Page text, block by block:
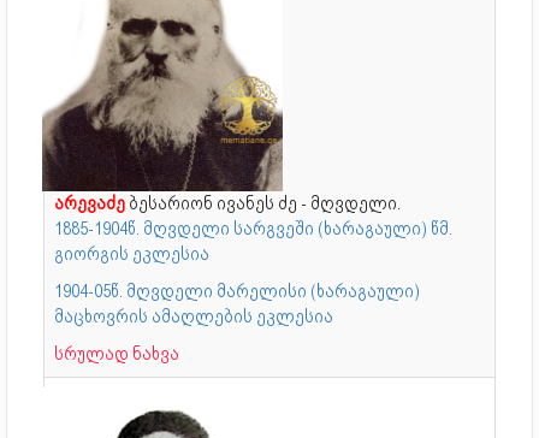
არევაძე ბესარიონ ივანეს ძე - მღვდელი.
1885-1904წ. მღვდელი სარგვეში (ხარაგაული) წმ.
გიორგის ეკლესია
1904-05წ. მღვდელი მარელისი (ხარაგაული)
მაცხოვრის ამაღლების ეკლესია
სრულად ნახვა